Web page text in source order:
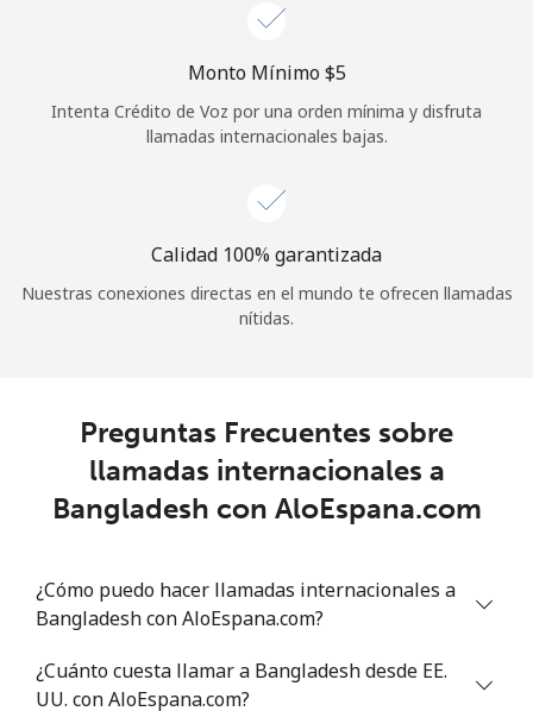
Continuar con
Monto Mínimo ⁦$5⁩
Intenta Crédito de Voz por una orden mínima y disfruta
llamadas internacionales bajas.
Calidad 100% garantizada
Nuestras conexiones directas en el mundo te ofrecen llamadas
nítidas.
Preguntas Frecuentes sobre
llamadas internacionales a
Bangladesh con AloEspana.com
¿Cómo puedo hacer llamadas internacionales a
Bangladesh con AloEspana.com?
¿Cuánto cuesta llamar a Bangladesh desde EE.
UU. con AloEspana.com?